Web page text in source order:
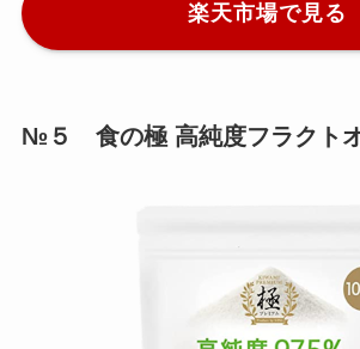
楽天市場で見る
№５ 食の極 高純度フラクト